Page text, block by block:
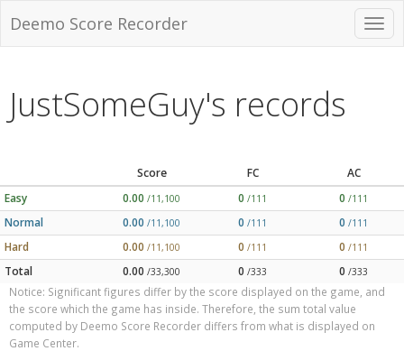
Deemo Score Recorder
JustSomeGuy's records
Score FC
AC
Easy
0.00 /11,100 0 /111 0 /111
Normal 0.00 /11,100 0 /111 0 /111
Hard 0.00 /11,100 0 /111 0 /111
Total 0.00 /33,300 0 /333 0 /333
Notice: Significant figures differ by the score displayed on the game, and
the score which the game has inside. Therefore, the sum total value
computed by Deemo Score Recorder differs from what is displayed on
Game Center.